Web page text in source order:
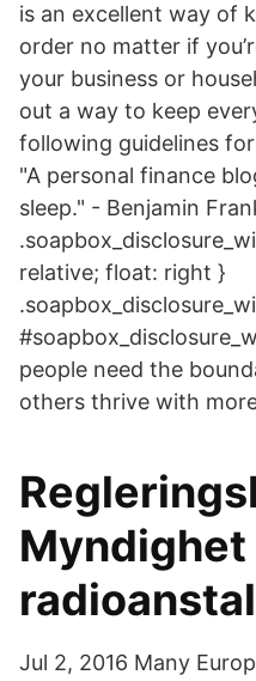
is an excellent way of
order no matter if
your business or
out a way to keep
following guidelines
"A personal finance
sleep." - Benjamin
relative; float: right }
people need the
others thrive with
Jul 2, 2016 Many